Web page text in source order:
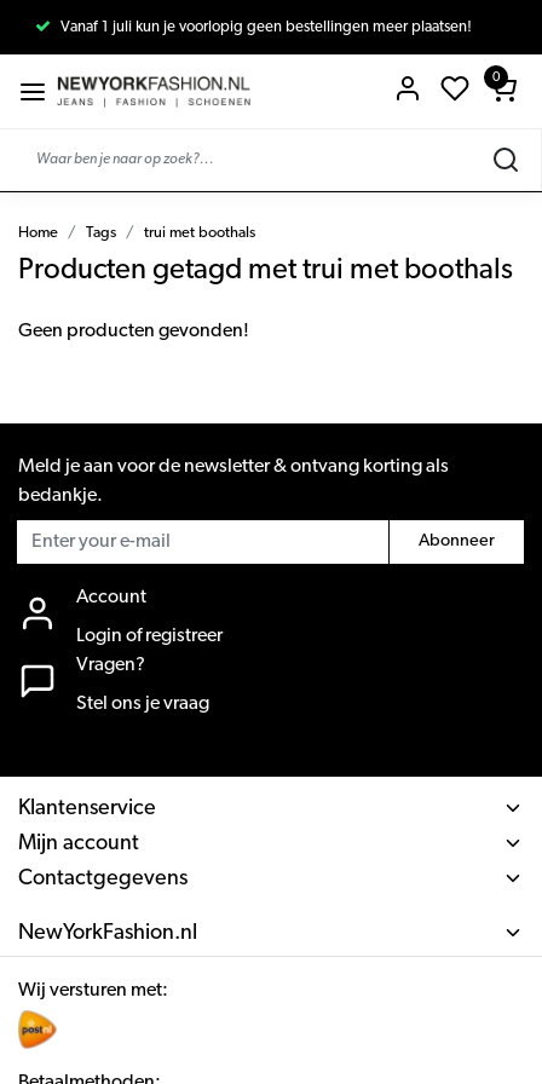
Vanaf 1 juli kun je voorlopig geen bestellingen meer plaatsen!
0
Home Tags trui met boothals
Producten getagd met trui met boothals
Geen producten gevonden!
Meld je aan voor de newsletter & ontvang korting als
bedankje.
Abonneer
Account
Login of registreer
Vragen?
Stel ons je vraag
Klantenservice
Mijn account
Contactgegevens
NewYorkFashion.nl
Wij versturen met: